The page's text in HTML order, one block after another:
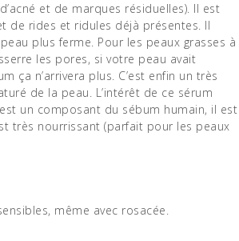
et de marques résiduelles). Il est
de rides et ridules déjà présentes. Il
plus ferme. Pour les peaux grasses à
les pores, si votre peau avait
ça n’arrivera plus. C’est enfin un très
de la peau. L’intérêt de ce sérum
un composant du sébum humain, il est
très nourrissant (parfait pour les peaux
même avec rosacée.